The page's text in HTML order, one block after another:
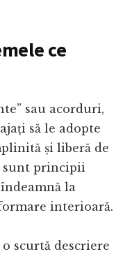
ce
sau acorduri,
să le adopte
și liberă de
sunt principii
la
interioară.
scurtă descriere